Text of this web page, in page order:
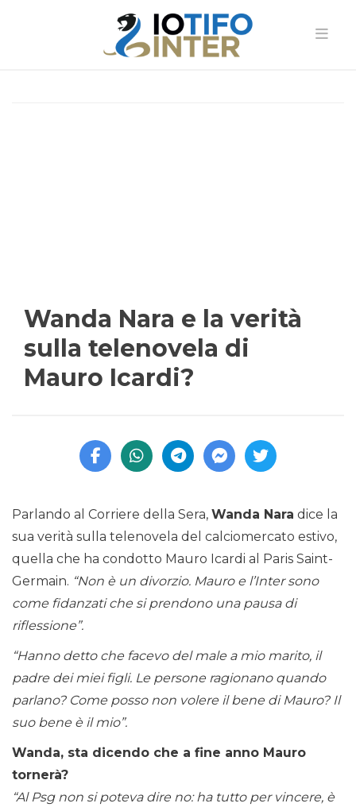
Wanda Nara e la verità
sulla telenovela di
Mauro Icardi?
Parlando al Corriere della Sera, Wanda Nara dice la
sua verità sulla telenovela del calciomercato estivo,
quella che ha condotto Mauro Icardi al Paris Saint-
Germain. “Non è un divorzio. Mauro e l’Inter sono
come fidanzati che si prendono una pausa di
riflessione”.
“Hanno detto che facevo del male a mio marito, il
padre dei miei figli. Le persone ragionano quando
parlano? Come posso non volere il bene di Mauro? Il
suo bene è il mio”.
Wanda, sta dicendo che a fine anno Mauro
tornerà?
“Al Psg non si poteva dire no: ha tutto per vincere, è